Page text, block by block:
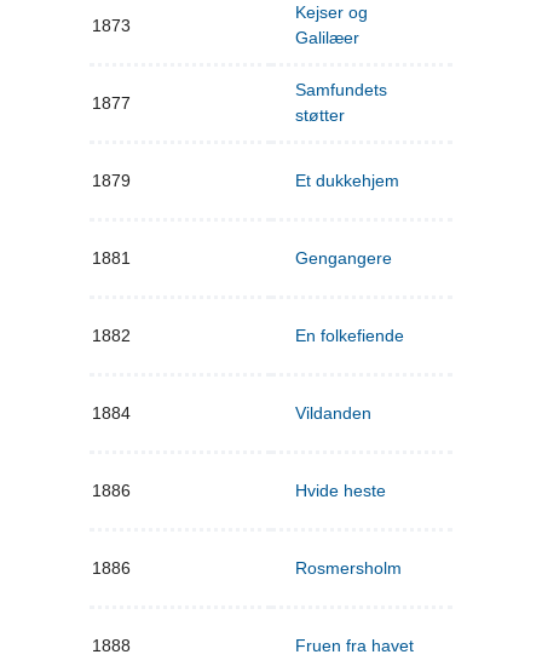
1873
Kejser og
Galilæer
1877
Samfundets
støtter
1879 Et dukkehjem
1881 Gengangere
1882 En folkefiende
1884 Vildanden
1886 Hvide heste
1886 Rosmersholm
1888 Fruen fra havet